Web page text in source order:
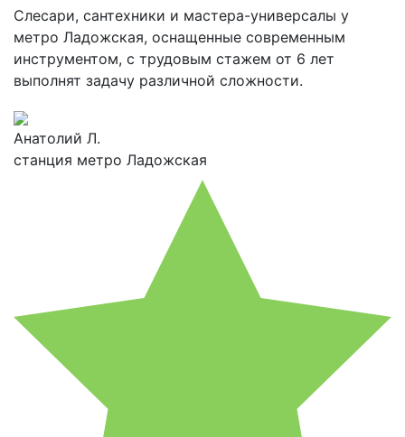
Слесари, сантехники и мастера-универсалы у
метро Ладожская, оснащенные современным
инструментом, с трудовым стажем от 6 лет
выполнят задачу различной сложности.
Анатолий Л.
станция метро Ладожская